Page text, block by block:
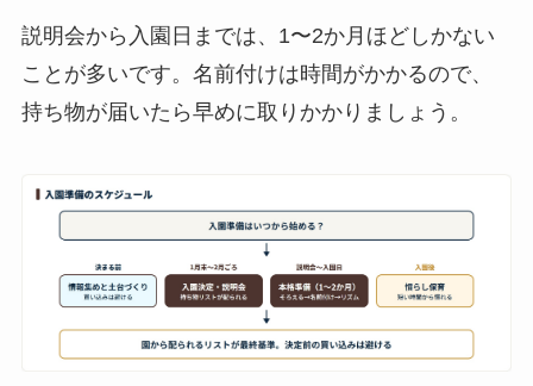
説明会から入園日までは、1〜2か月ほどしかない
ことが多いです。名前付けは時間がかかるので、
持ち物が届いたら早めに取りかかりましょう。